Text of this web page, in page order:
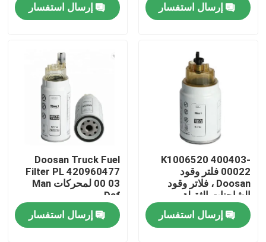
أشرطة فيديو
معلومات عنا
جولة في المعمل
مراقبة الجودة
إرسال استفسار
إرسال استفسار
K1006520 400403-
00022 فلتر وقود
Doosan ، فلاتر وقود
الشاحنات الثقيلة
الممتازة
إرسال استفسار
Doosan Truck Fuel
Filter PL 420960477
00 03 لمحركات Man
Daf
إرسال استفسار